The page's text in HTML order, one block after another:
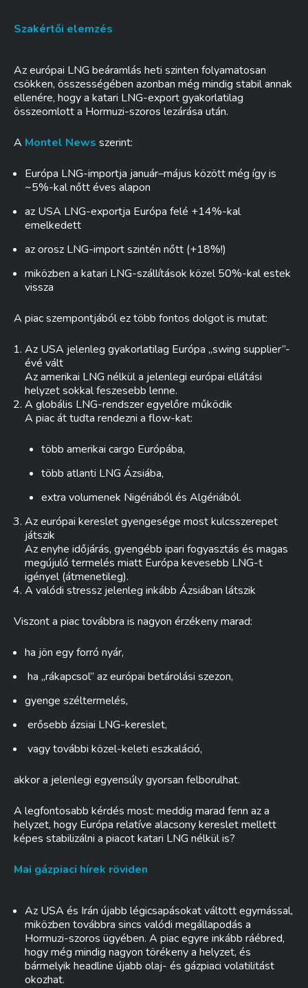
Szakértői elemzés
Az európai LNG beáramlás heti szinten folyamatosan
csökken, összességében azonban még mindig stabil annak
ellenére, hogy a katari LNG-export gyakorlatilag
összeomlott a Hormuzi-szoros lezárása után.
A Montel News szerint:
Európa LNG-importja január–május között még így is
~5%-kal nőtt éves alapon
az USA LNG-exportja Európa felé +14%-kal
emelkedett
az orosz LNG-import szintén nőtt (+18%!)
miközben a katari LNG-szállítások közel 50%-kal estek
vissza
A piac szempontjából ez több fontos dolgot is mutat:
Az USA jelenleg gyakorlatilag Európa „swing supplier”-
évé vált
Az amerikai LNG nélkül a jelenlegi európai ellátási
helyzet sokkal feszesebb lenne.
A globális LNG-rendszer egyelőre működik
A piac át tudta rendezni a flow-kat:
több amerikai cargo Európába,
több atlanti LNG Ázsiába,
extra volumenek Nigériából és Algériából.
Az európai kereslet gyengesége most kulcsszerepet
játszik
Az enyhe időjárás, gyengébb ipari fogyasztás és magas
megújuló termelés miatt Európa kevesebb LNG-t
igényel (átmenetileg).
A valódi stressz jelenleg inkább Ázsiában látszik
Viszont a piac továbbra is nagyon érzékeny marad:
ha jön egy forró nyár,
ha „rákapcsol” az európai betárolási szezon,
gyenge széltermelés,
erősebb ázsiai LNG-kereslet,
vagy további közel-keleti eszkaláció,
akkor a jelenlegi egyensúly gyorsan felborulhat.
A legfontosabb kérdés most: meddig marad fenn az a
helyzet, hogy Európa relatíve alacsony kereslet mellett
képes stabilizálni a piacot katari LNG nélkül is?
Mai gázpiaci hírek röviden
Az USA és Irán újabb légicsapásokat váltott egymással,
miközben továbbra sincs valódi megállapodás a
Hormuzi-szoros ügyében. A piac egyre inkább ráébred,
hogy még mindig nagyon törékeny a helyzet, és
bármelyik headline újabb olaj- és gázpiaci volatilitást
okozhat.